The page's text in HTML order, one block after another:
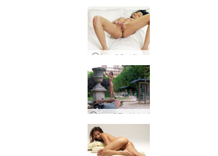
Anna S Bed Story